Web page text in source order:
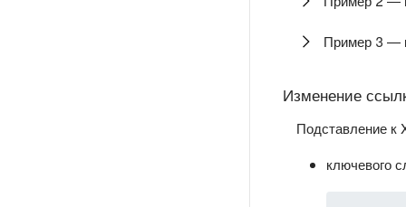
Пример 3 —
Изменение
Подставление к
ключевого